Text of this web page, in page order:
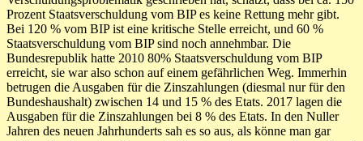
Prozent Staatsverschuldung vom BIP es keine Rettung mehr gibt.
Bei 120 % vom BIP ist eine kritische Stelle erreicht, und 60 %
Staatsverschuldung vom BIP sind noch annehmbar. Die
Bundesrepublik hatte 2010 80% Staatsverschuldung vom BIP
erreicht, sie war also schon auf einem gefährlichen Weg. Immerhin
betrugen die Ausgaben für die Zinszahlungen (diesmal nur für den
Bundeshaushalt) zwischen 14 und 15 % des Etats. 2017 lagen die
Ausgaben für die Zinszahlungen bei 8 % des Etats. In den Nuller
Jahren des neuen Jahrhunderts sah es so aus, als könne man gar